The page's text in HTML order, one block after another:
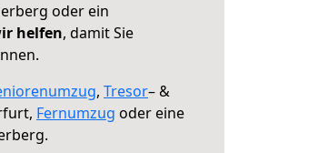
oder ein
helfen, damit Sie
, Tresor– &
Fernumzug oder eine